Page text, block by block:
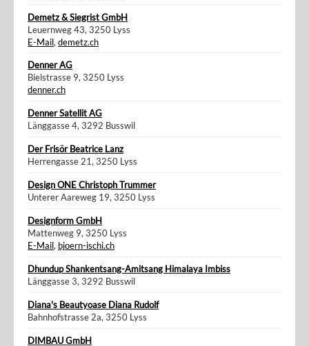
Demetz & Siegrist GmbH
Leuernweg 43, 3250 Lyss
E-Mail, demetz.ch
Denner AG
Bielstrasse 9, 3250 Lyss
denner.ch
Denner Satellit AG
Länggasse 4, 3292 Busswil
Der Frisör Beatrice Lanz
Herrengasse 21, 3250 Lyss
Design ONE Christoph Trummer
Unterer Aareweg 19, 3250 Lyss
Designform GmbH
Mattenweg 9, 3250 Lyss
E-Mail, bjoern-ischi.ch
Dhundup Shankentsang-Amitsang Himalaya Imbiss
Länggasse 3, 3292 Busswil
Diana's Beautyoase Diana Rudolf
Bahnhofstrasse 2a, 3250 Lyss
DIMBAU GmbH